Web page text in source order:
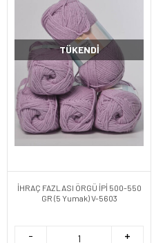
TÜKENDI
İHRAÇ FAZLASI ÖRGÜ İPİ 500-550
GR (5 Yumak) V-5603